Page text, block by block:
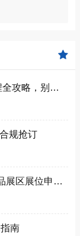
2026南京秋糖倒计时 | 参展资质+报名流程全攻略，别因手续不全错失良机（附材料清单）
规抢订
第115届2026南京秋季糖酒会饮品及乳制品展区展位申请技巧
南